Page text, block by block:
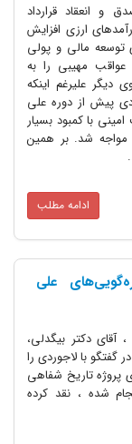
قرارداد
ارزی افزایش
مالی و پولی
مهیبی را به
علیرغم اینکه
پیش از دوره علی
با کمبود بسیار
شد. بر همین
ادامه مطلب
علی
دکتر بیگدلی،
با لاجوردی را
تاریخ شفاهی
شده ، نقد کرده